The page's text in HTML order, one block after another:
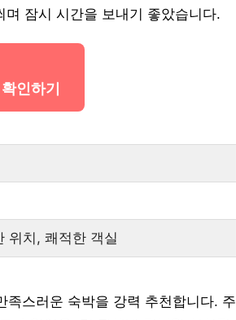
잠시 시간을 보내기 좋았습니다.
인하기
위치, 쾌적한 객실
족스러운 숙박을 강력 추천합니다. 주